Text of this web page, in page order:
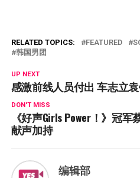
RELATED TOPICS: FEATURED
韩国男团
UP NEXT
感激前线人员付出 车志立
DON'T MISS
《好声Girls Power！》冠
献声加持
编辑部